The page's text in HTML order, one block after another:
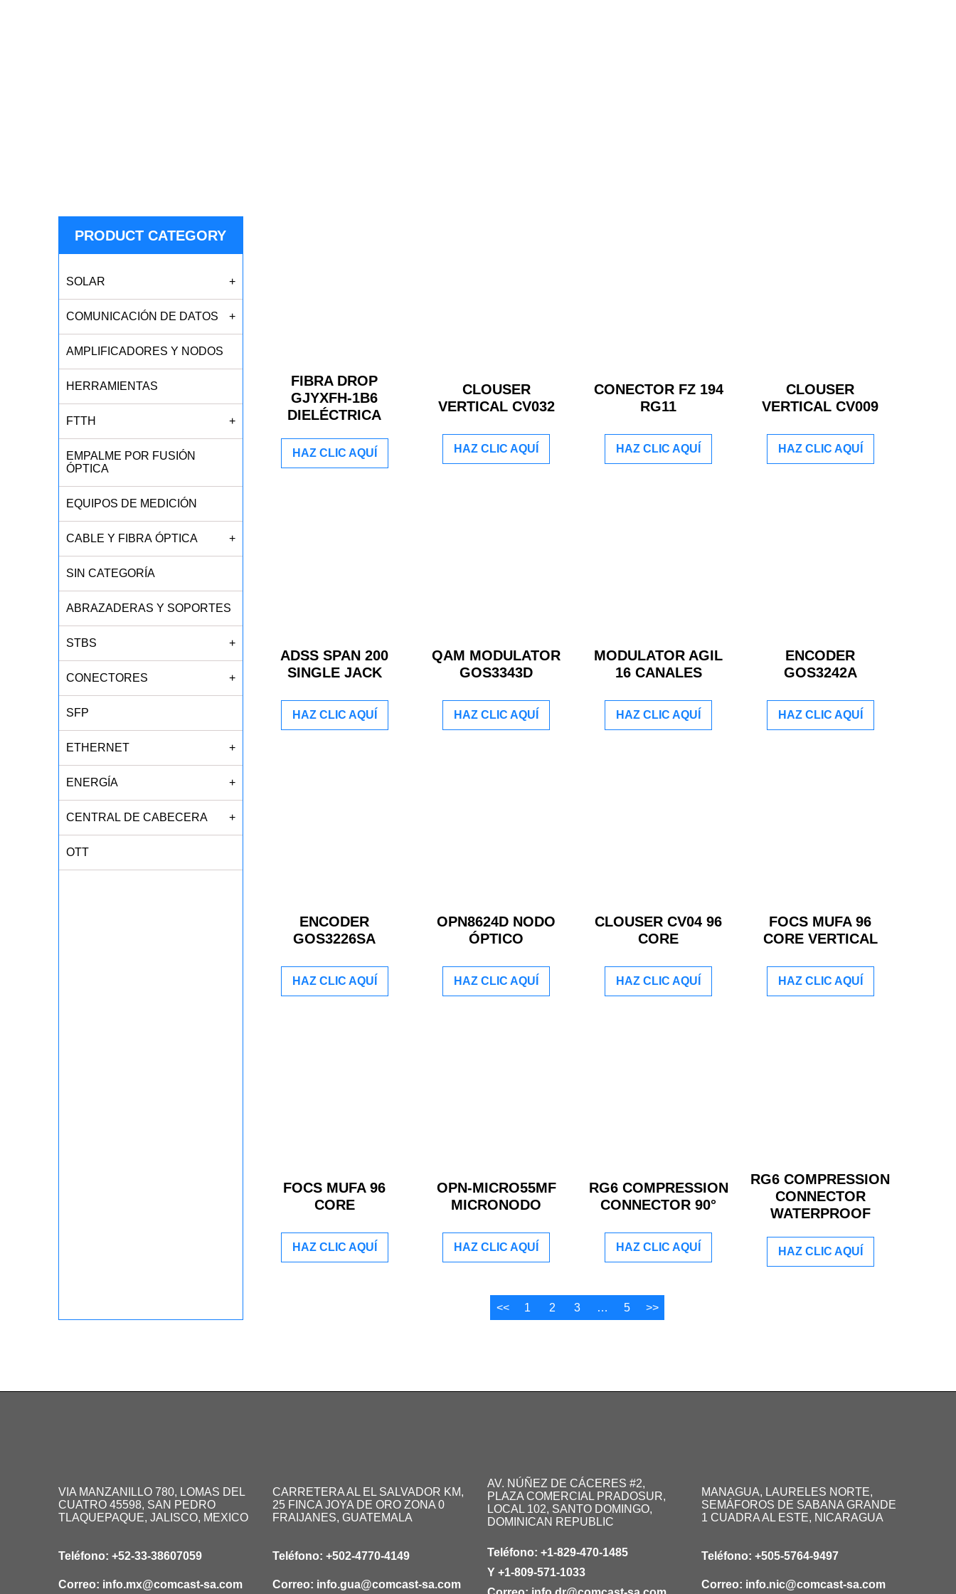
PRODUCT CATEGORY
SOLAR +
COMUNICACIÓN DE DATOS +
AMPLIFICADORES Y NODOS
HERRAMIENTAS
FTTH +
EMPALME POR FUSIÓN
ÓPTICA
EQUIPOS DE MEDICIÓN
CABLE Y FIBRA ÓPTICA +
SIN CATEGORÍA
ABRAZADERAS Y SOPORTES
STBS +
CONECTORES +
SFP
ETHERNET +
ENERGÍA +
CENTRAL DE CABECERA +
OTT
FIBRA DROP
GJYXFH-1B6
DIELÉCTRICA
HAZ CLIC AQUÍ
CLOUSER
VERTICAL CV032
HAZ CLIC AQUÍ
CONECTOR FZ 194
RG11
HAZ CLIC AQUÍ
CLOUSER
VERTICAL CV009
HAZ CLIC AQUÍ
ADSS SPAN 200
SINGLE JACK
HAZ CLIC AQUÍ
QAM MODULATOR
GOS3343D
HAZ CLIC AQUÍ
MODULATOR AGIL
16 CANALES
HAZ CLIC AQUÍ
ENCODER
GOS3242A
HAZ CLIC AQUÍ
ENCODER
GOS3226SA
HAZ CLIC AQUÍ
OPN8624D NODO
ÓPTICO
HAZ CLIC AQUÍ
CLOUSER CV04 96
CORE
HAZ CLIC AQUÍ
FOCS MUFA 96
CORE VERTICAL
HAZ CLIC AQUÍ
FOCS MUFA 96
CORE
HAZ CLIC AQUÍ
OPN-MICRO55MF
MICRONODO
HAZ CLIC AQUÍ
RG6 COMPRESSION
CONNECTOR 90°
HAZ CLIC AQUÍ
RG6 COMPRESSION
CONNECTOR
WATERPROOF
HAZ CLIC AQUÍ
<< 1 2 3 … 5 >>
VIA MANZANILLO 780, LOMAS DEL
CUATRO 45598, SAN PEDRO
TLAQUEPAQUE, JALISCO, MEXICO
Teléfono: +52-33-38607059
Correo: info.mx@comcast-sa.com
CARRETERA AL EL SALVADOR KM,
25 FINCA JOYA DE ORO ZONA 0
FRAIJANES, GUATEMALA
Teléfono:+502-4770-4149
Correo: info.gua@comcast-sa.com
AV. NÚÑEZ DE CÁCERES #2,
PLAZA COMERCIAL PRADOSUR,
LOCAL 102, SANTO DOMINGO,
DOMINICAN REPUBLIC
Teléfono: +1-829-470-1485
Y +1-809-571-1033
MANAGUA, LAURELES NORTE,
SEMÁFOROS DE SABANA GRANDE
1 CUADRA AL ESTE, NICARAGUA
Teléfono: +505-5764-9497
Correo: info.nic@comcast-sa.com